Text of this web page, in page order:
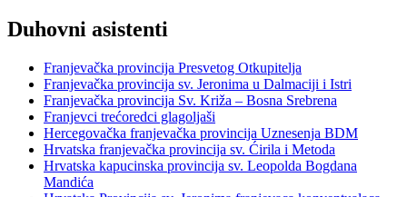
Duhovni asistenti
Franjevačka provincija Presvetog Otkupitelja
Franjevačka provincija sv. Jeronima u Dalmaciji i Istri
Franjevačka provincija Sv. Križa – Bosna Srebrena
Franjevci trećoredci glagoljaši
Hercegovačka franjevačka provincija Uznesenja BDM
Hrvatska franjevačka provincija sv. Ćirila i Metoda
Hrvatska kapucinska provincija sv. Leopolda Bogdana
Mandića